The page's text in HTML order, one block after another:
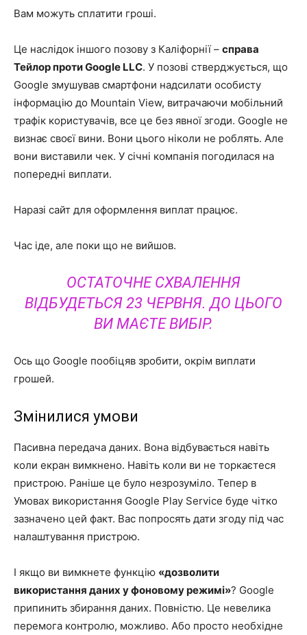
Вам можуть сплатити гроші.
Це наслідок іншого позову з Каліфорнії – справа
Тейлор проти Google LLC. У позові стверджується, що
Google змушував смартфони надсилати особисту
інформацію до Mountain View, витрачаючи мобільний
трафік користувачів, все це без явної згоди. Google не
визнає своєї вини. Вони цього ніколи не роблять. Але
вони виставили чек. У січні компанія погодилася на
попередні виплати.
Наразі сайт для оформлення виплат працює.
Час іде, але поки що не вийшов.
ОСТАТОЧНЕ СХВАЛЕННЯ
ВІДБУДЕТЬСЯ 23 ЧЕРВНЯ. ДО ЦЬОГО
ВИ МАЄТЕ ВИБІР.
Ось що Google пообіцяв зробити, окрім виплати
грошей.
Змінилися умови
Пасивна передача даних. Вона відбувається навіть
коли екран вимкнено. Навіть коли ви не торкаєтеся
пристрою. Раніше це було незрозуміло. Тепер в
Умовах використання Google Play Service буде чітко
зазначено цей факт. Вас попросять дати згоду під час
налаштування пристрою.
І якщо ви вимкнете функцію «дозволити
використання даних у фоновому режимі»? Google
припинить збирання даних. Повністю. Це невелика
перемога контролю, можливо. Або просто необхідне